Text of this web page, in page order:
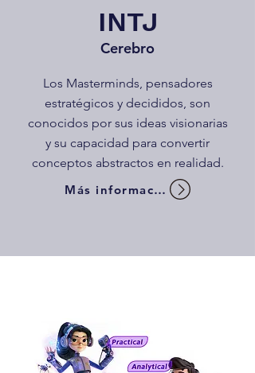
INTJ
Cerebro
Los Masterminds, pensadores
estratégicos y decididos, son
conocidos por sus ideas visionarias
y su capacidad para convertir
conceptos abstractos en realidad.
Más información